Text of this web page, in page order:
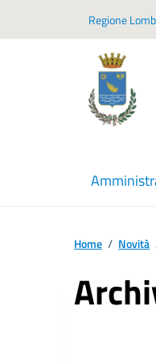
Regione
Home / Novità